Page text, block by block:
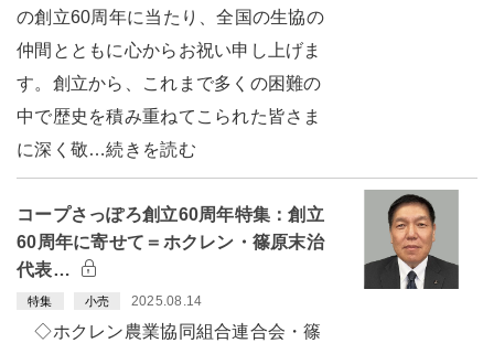
の創立60周年に当たり、全国の生協の
仲間とともに心からお祝い申し上げま
す。創立から、これまで多くの困難の
中で歴史を積み重ねてこられた皆さま
に深く敬…続きを読む
コープさっぽろ創立60周年特集：創立
60周年に寄せて＝ホクレン・篠原末治
代表…
特集 小売 2025.08.14
◇ホクレン農業協同組合連合会・篠